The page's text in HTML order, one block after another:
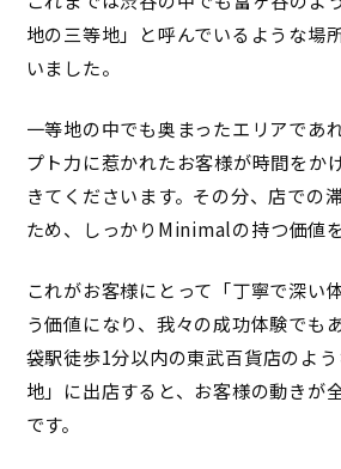
地の三等地」と呼んでいるような場
いました。
一等地の中でも奥まったエリアであ
プト力に惹かれたお客様が時間をか
きてくださいます。その分、店での
ため、しっかりMinimalの持つ価値
これがお客様にとって「丁寧で深い
う価値になり、我々の成功体験でも
袋駅徒歩1分以内の東武百貨店のよ
地」に出店すると、お客様の動きが
です。